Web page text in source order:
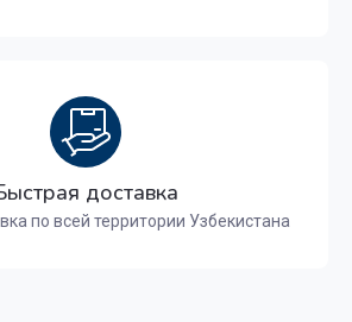
доставка
по всей территории Узбекистана